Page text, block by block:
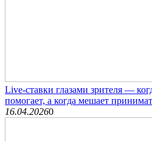
Live-ставки глазами зрителя —
помогает, а когда мешает
16.04.20260